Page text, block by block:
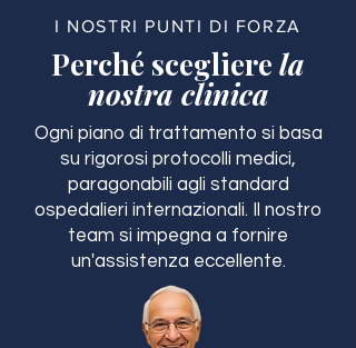
I NOSTRI PUNTI DI FORZA
Perché scegliere la
nostra clinica
Ogni piano di trattamento si basa
su rigorosi protocolli medici,
paragonabili agli standard
ospedalieri internazionali. Il nostro
team si impegna a fornire
un'assistenza eccellente.